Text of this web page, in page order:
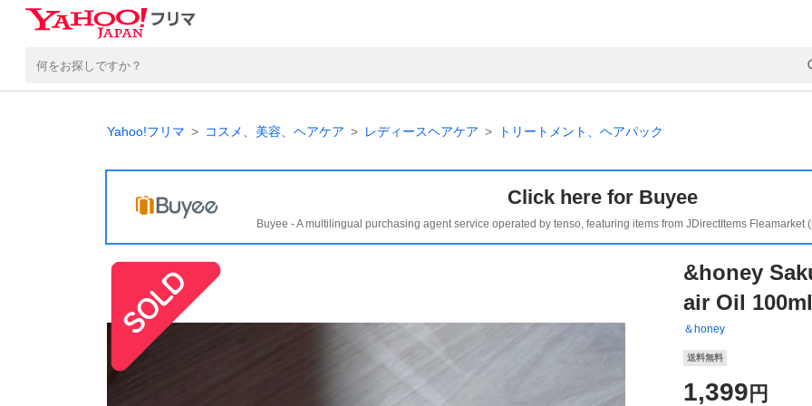
Yahoo!フリマ コスメ、美容、ヘアケア レディースヘアケア トリートメント、ヘアパック
Click here for Buyee
Buyee - A multilingual purchasing agent service operated by tenso, featuring items from JDirectItems Fleamarket
&honey
air Oil 100ml
＆honey
送料無料
1,399 円